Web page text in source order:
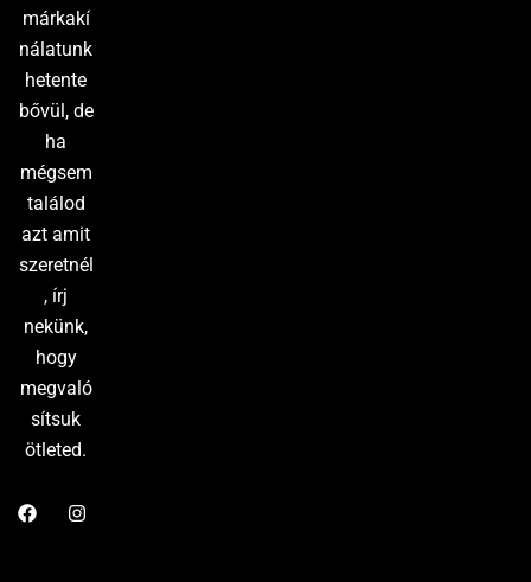
márkakí
nálatunk
hetente
bővül, de
ha
mégsem
találod
azt amit
szeretnél
, írj
nekünk,
hogy
megvaló
sítsuk
ötleted.